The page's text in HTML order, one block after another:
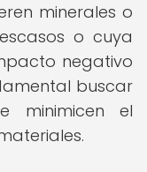
minerales o
o cuya
negativo
buscar
minimicen el